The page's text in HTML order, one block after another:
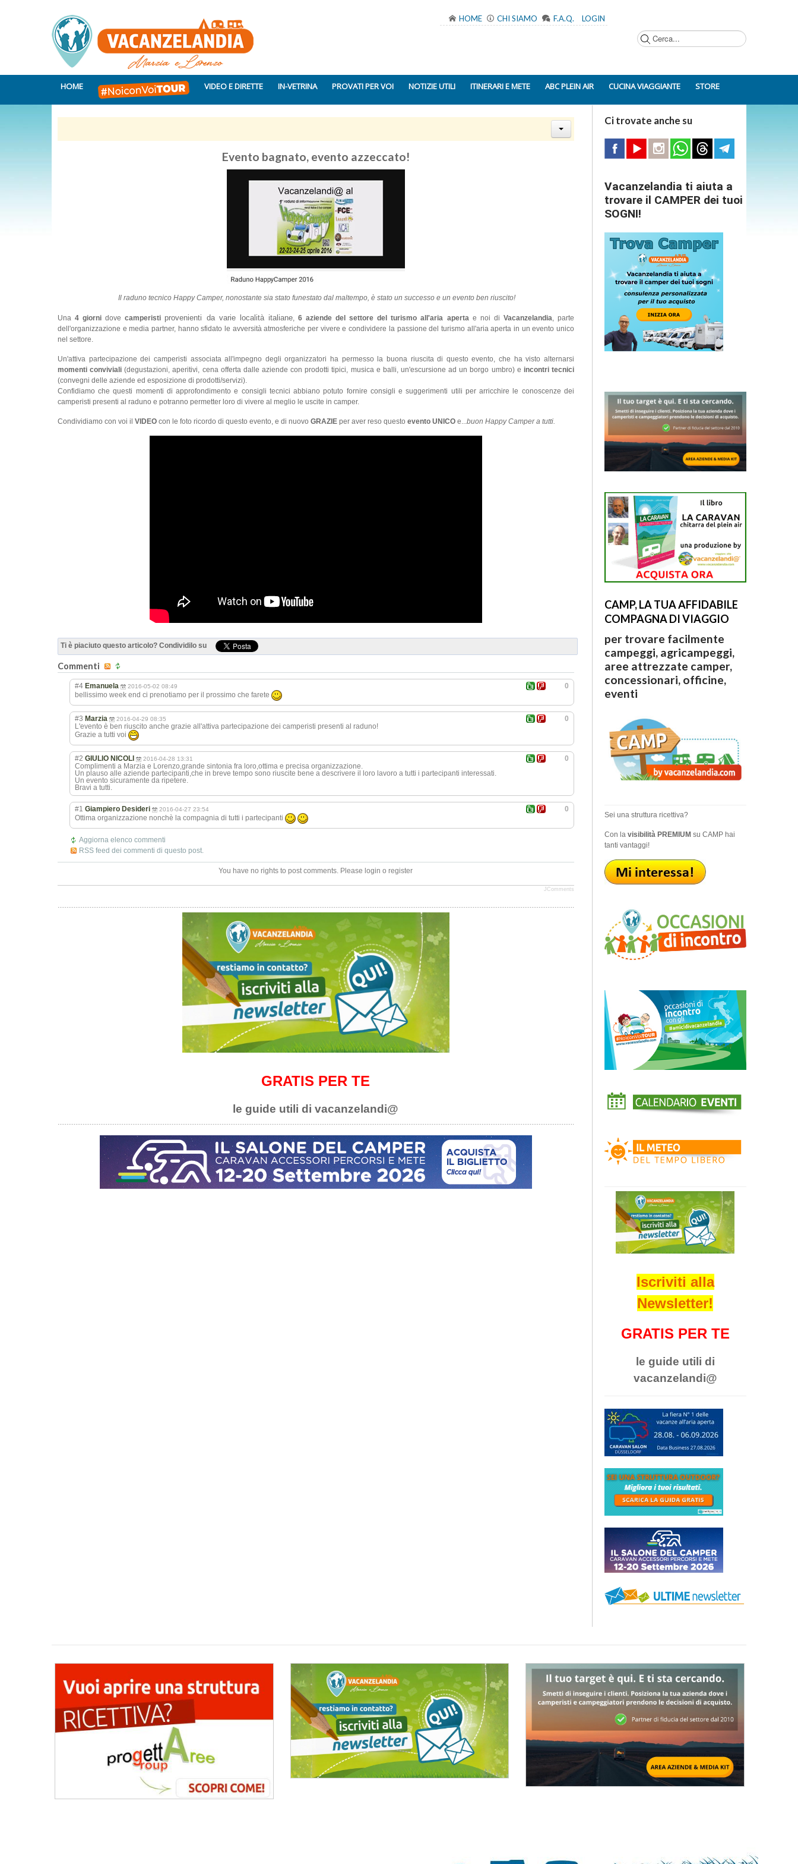
HOME CHI SIAMO F.A.Q. LOGIN
HOME VIDEO E DIRETTE IN-VETRINA PROVATI PER VOI NOTIZIE UTILI ITINERARI E METE ABC PLEIN AIR CUCINA VIAGGIANTE STORE
Evento bagnato, evento azzeccato!
Il raduno tecnico Happy Camper, nonostante sia stato funestato dal maltempo, è stato un successo e un evento ben riuscito!
Una 4 giorni dovecamperisti provenienti da varie località italiane, 6 aziende del settore del turismo all'aria apertae noi di Vacanzelandia, parte
dell'organizzazione e media partner, hanno sfidato le avversità atmosferiche per vivere e condividere la passione del turismo all'aria aperta in un evento unico
nel settore.
Un'attiva partecipazione dei camperisti associata all'impegno degli organizzatori ha permesso la buona riuscita di questo evento, che ha visto alternarsi
momenti conviviali (degustazioni, aperitivi, cena offerta dalle aziende con prodotti tipici, musica e balli, un'escursione ad un borgo umbro) e incontri tecnici
(convegni delle aziende ed esposizione di prodotti/servizi).
Confidiamo che questi momenti di approfondimento e consigli tecnici abbiano potuto fornire consigli e suggerimenti utili per arricchire le conoscenze dei
camperisti presenti al raduno e potranno permetter loro di vivere al meglio le uscite in camper.
Condividiamo con voi il VIDEO con le foto ricordo di questo evento, e di nuovo GRAZIE per aver reso questo evento UNICO e...buon Happy Camper a tutti.
Ti è piaciuto questo articolo? Condividilo su
Commenti
0
#4 Emanuela 2016-05-02 08:49
bellissimo week end ci prenotiamo per il prossimo che farete
0
#3 Marzia 2016-04-29 08:35
L'evento è ben riuscito anche grazie all'attiva partecipazione dei camperisti presenti al raduno!
Grazie a tutti voi
0
#2 GIULIO NICOLI 2016-04-28 13:31
Complimenti a Marzia e Lorenzo,grande sintonia fra loro,ottima e precisa organizzazione.
Un plauso alle aziende partecipanti,che in breve tempo sono riuscite bene a descrivere il loro lavoro a tutti i partecipanti interessati.
Un evento sicuramente da ripetere.
Bravi a tutti.
0
#1 Giampiero Desideri 2016-04-27 23:54
Ottima organizzazione nonchè la compagnia di tutti i partecipanti
Aggiorna elenco commenti
RSS feed dei commenti di questo post.
You have no rights to post comments. Please login o register
JComments
GRATIS PER TE
le guide utili di vacanzelandi@
Ci trovate anche su
Vacanzelandia ti aiuta a
trovare il CAMPER dei tuoi
SOGNI!
CAMP, LA TUA AFFIDABILE
COMPAGNA DI VIAGGIO
per trovare facilmente
campeggi, agricampeggi,
aree attrezzate camper,
concessionari, officine,
eventi
Sei una struttura ricettiva?
Con la visibilità PREMIUMsu CAMP hai
tanti vantaggi!
Iscriviti alla
Newsletter!
GRATIS PER TE
le guide utili di
vacanzelandi@